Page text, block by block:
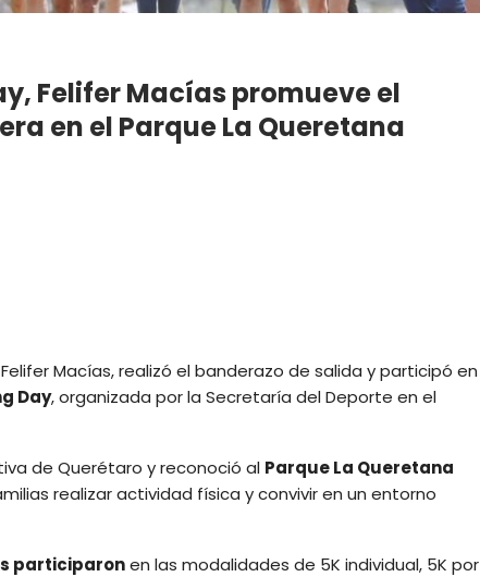
Felifer Macías promueve el
en el Parque La Queretana
Macías, realizó el banderazo de salida y participó en
Day, organizada por la Secretaría del Deporte en el
de Querétaro y reconoció al Parque La Queretana
realizar actividad física y convivir en un entorno
participaronen las modalidades de 5K individual, 5K por